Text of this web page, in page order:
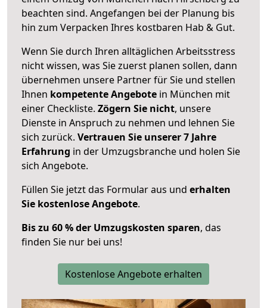
beachten sind. Angefangen bei der Planung bis
hin zum Verpacken Ihres kostbaren Hab & Gut.
Wenn Sie durch Ihren alltäglichen Arbeitsstress
nicht wissen, was Sie zuerst planen sollen, dann
übernehmen unsere Partner für Sie und stellen
Ihnen kompetente Angebote in München mit
einer Checkliste. Zögern Sie nicht, unsere
Dienste in Anspruch zu nehmen und lehnen Sie
sich zurück. Vertrauen Sie unserer 7 Jahre
Erfahrung in der Umzugsbranche und holen Sie
sich Angebote.
Füllen Sie jetzt das Formular aus und erhalten
Sie kostenlose Angebote.
Bis zu 60 % der Umzugskosten sparen, das
finden Sie nur bei uns!
Kostenlose Angebote erhalten